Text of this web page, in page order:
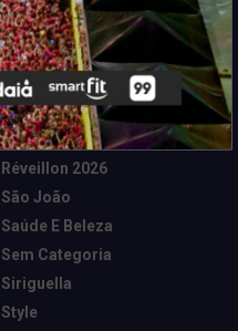
Marketing E Negócios
Música
News Tech
Réveillon 2026
São João
Saúde E Beleza
Sem Categoria
Siriguella
Style